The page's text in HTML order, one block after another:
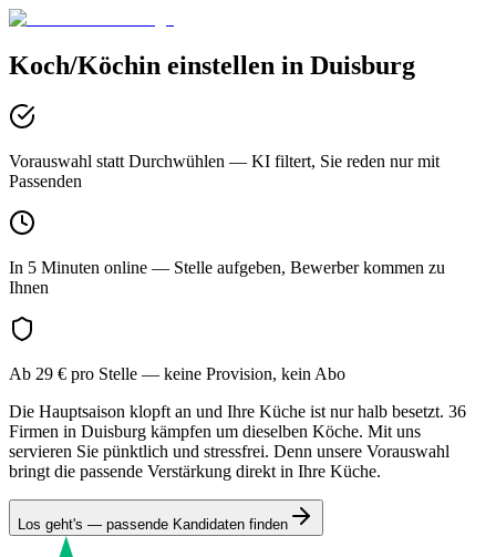
Koch/Köchin einstellen in Duisburg
Vorauswahl statt Durchwühlen — KI filtert, Sie reden nur mit
Passenden
In 5 Minuten online — Stelle aufgeben, Bewerber kommen zu
Ihnen
Ab 29 € pro Stelle — keine Provision, kein Abo
Die Hauptsaison klopft an und Ihre Küche ist nur halb besetzt. 36
Firmen in Duisburg kämpfen um dieselben Köche. Mit uns
servieren Sie pünktlich und stressfrei. Denn unsere Vorauswahl
bringt die passende Verstärkung direkt in Ihre Küche.
Los geht's — passende Kandidaten finden